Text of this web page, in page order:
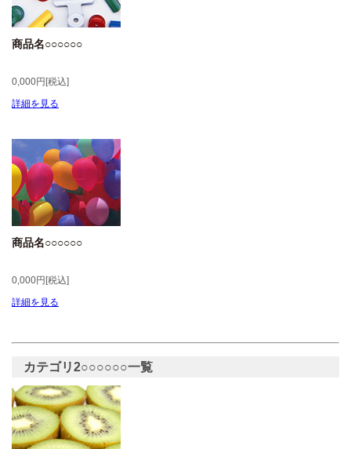
商品名○○○○○○
0,000円[税込]
詳細を見る
商品名○○○○○○
0,000円[税込]
詳細を見る
カテゴリ2○○○○○○一覧